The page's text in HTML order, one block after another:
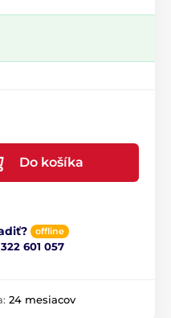
Do košíka
offline
601 057
24 mesiacov